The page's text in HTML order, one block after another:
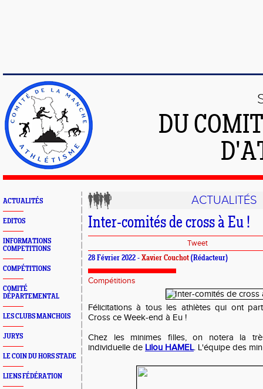
DU
ACTUALITÉS
EDITOS
INFORMATIONS
COMPETITIONS
COMPÉTITIONS
COMITÉ
DÉPARTEMENTAL
LES CLUBS MANCHOIS
JURYS
LE COIN DU HORS STADE
LIENS FÉDÉRATION
ACTUALITÉS
Inter-comités de cross à Eu !
Tweet
28 Février 2022 - Xavier Couchot (Rédacteur)
Compétitions
Félicitations à tous les athlètes qui ont
Cross ce Week-end à Eu !
Chez les minimes filles, on notera la
individuelle de Lilou HAMEL. L'équipe des